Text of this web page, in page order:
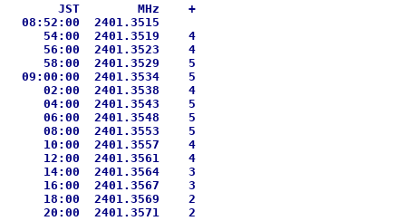
       JST        MHz    +
  08:52:00  2401.3515
     54:00  2401.3519    4
     56:00  2401.3523    4
     58:00  2401.3529    5
  09:00:00  2401.3534    5
     02:00  2401.3538    4
     04:00  2401.3543    5
     06:00  2401.3548    5
     08:00  2401.3553    5
     10:00  2401.3557    4
     12:00  2401.3561    4
     14:00  2401.3564    3
     16:00  2401.3567    3
     18:00  2401.3569    2
     20:00  2401.3571    2